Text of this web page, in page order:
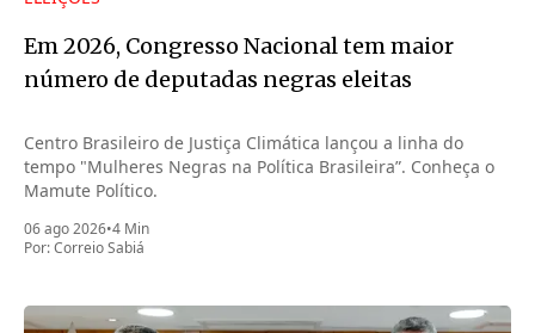
Em 2026, Congresso Nacional tem maior
número de deputadas negras eleitas
Centro Brasileiro de Justiça Climática lançou a linha do
tempo "Mulheres Negras na Política Brasileira”. Conheça o
Mamute Político.
06 ago 2026•4 Min
Por:Correio Sabiá